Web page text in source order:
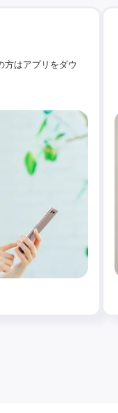
方はアプリをダウ